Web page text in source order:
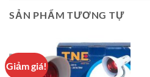
SẢN PHẨM TƯƠNG TỰ
Giảm giá!